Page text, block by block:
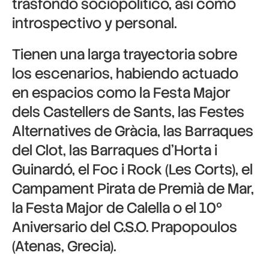
trasfondo sociopolítico, así como
introspectivo y personal.
Tienen una larga trayectoria sobre
los escenarios, habiendo actuado
en espacios como la Festa Major
dels Castellers de Sants, las Festes
Alternatives de Gràcia, las Barraques
del Clot, las Barraques d’Horta i
Guinardó, el Foc i Rock (Les Corts), el
Campament Pirata de Premià de Mar,
la Festa Major de Calella o el 10º
Aniversario del C.S.O. Prapopoulos
(Atenas, Grecia).